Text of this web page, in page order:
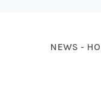
NEWS -